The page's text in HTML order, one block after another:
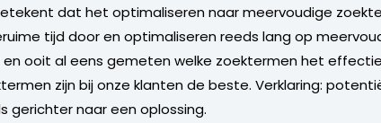
dat het optimaliseren naar meervoudige
tijd door en optimaliseren reeds lang op
en ooit al eens gemeten welke zoektermen het
zijn bij onze klanten de beste. Verklaring:
gerichter naar een oplossing.